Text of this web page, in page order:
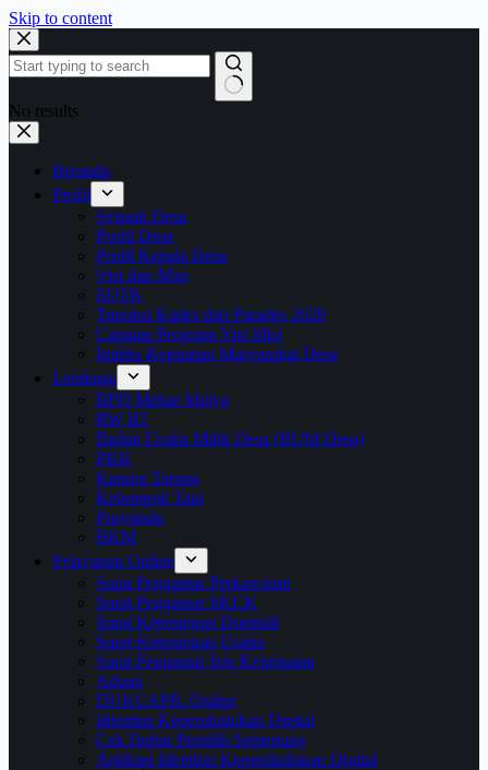
Skip to content
No results
Beranda
Profil
Sejarah Desa
Profil Desa
Profil Kepala Desa
Visi dan Misi
SOTK
Tupoksi Kades dan Parades 2020
Capaian Program Visi Misi
Indeks Kepuasan Masyarakat Desa
Lembaga
BPD Mekar Mulya
RW RT
Badan Usaha Milik Desa (BUM Desa)
PKK
Karang Taruna
Kelompok Tani
Posyandu
BKM
Pelayanan Online
Surat Pengantar Perkawinan
Surat Pengantar SKCK
Surat Keterangan Domisili
Surat Keterangan Usaha
Surat Pengantar Izin Keramaian
Aduan
DUKCAPIL Online
Identitas Kependudukan Digital
Cek Daftar Pemilih Sementara
Aplikasi Identitas Kependudukan Digital